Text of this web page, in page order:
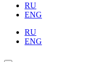
RU
ENG
RU
ENG